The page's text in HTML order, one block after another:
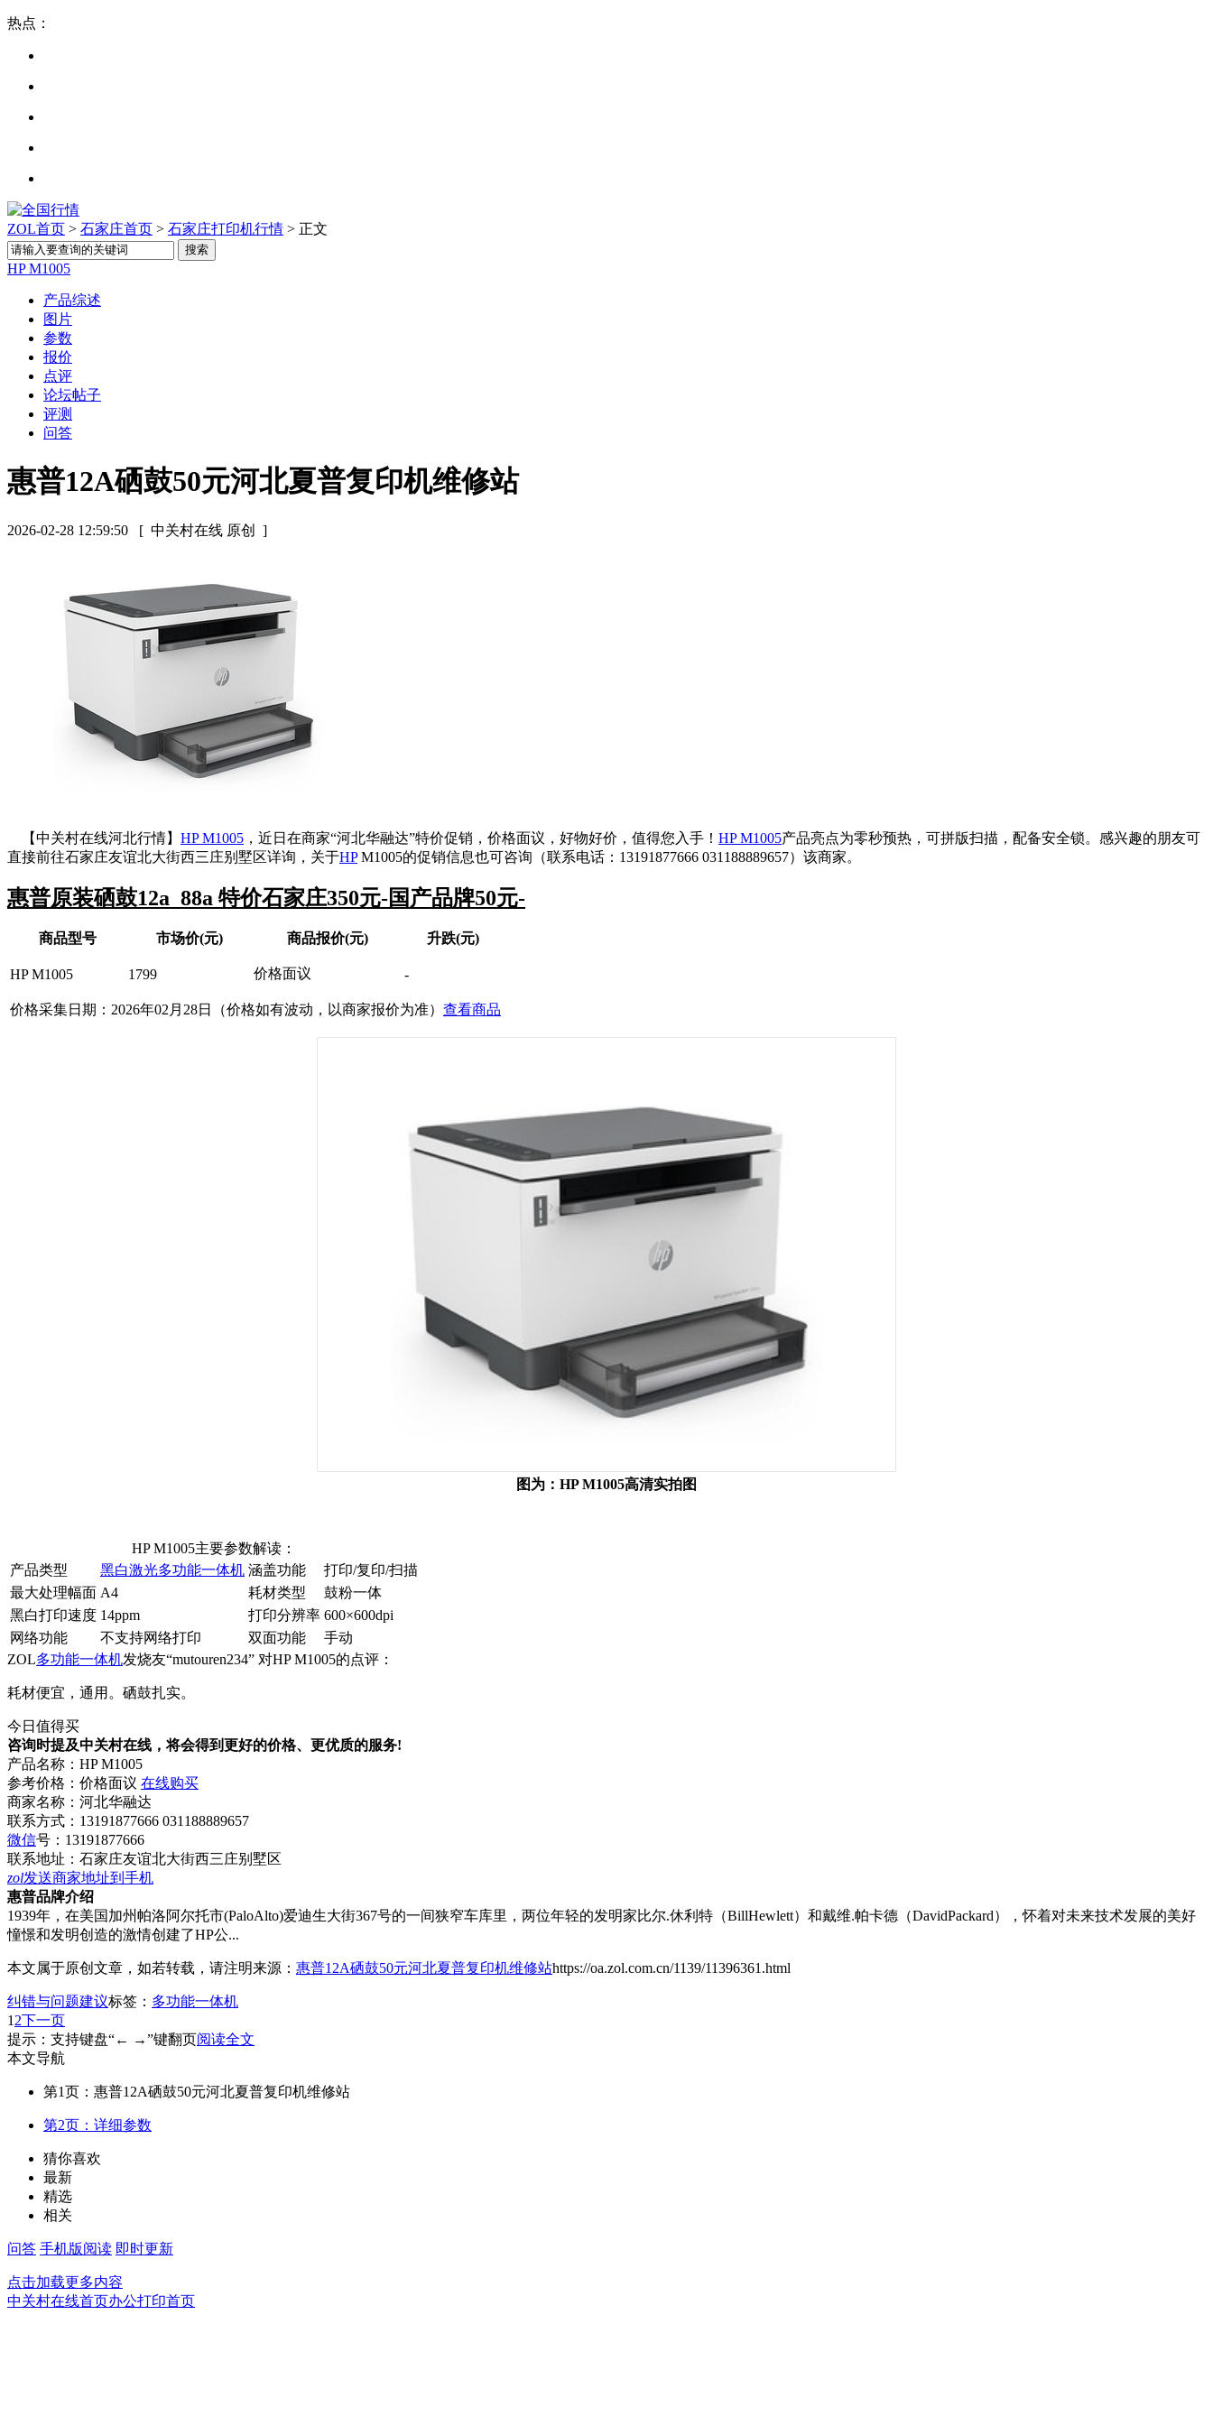
热点：
ZOL首页 > 石家庄首页 > 石家庄打印机行情 > 正文
HP M1005
产品综述
图片
参数
报价
点评
论坛帖子
评测
问答
惠普12A硒鼓50元河北夏普复印机维修站
2026-02-28 12:59:50 [ 中关村在线 原创 ]
【中关村在线河北行情】 HP M1005 ，近日在商家“河北华融达”特价促销，价格面议，好物好价，值得您入手！ HP M1005产品亮点为零秒预热，可拼版扫描，配备安全锁。感兴趣的朋友可
直接前往石家庄友谊北大街西三庄别墅区详询，关于HPM1005的促销信息也可咨询（联系电话：13191877666 031188889657）该商家。
惠普原装硒鼓12a 88a 特价石家庄350元-国产品牌50元-
商品型号 市场价(元) 商品报价(元) 升跌(元)
HP M1005 1799 价格面议 -
价格采集日期：2026年02月28日（价格如有波动，以商家报价为准） 查看商品
图为：HP M1005高清实拍图
HP M1005主要参数解读：
产品类型
黑白激光多功能一体机 涵盖功能
打印/复印/扫描
最大处理幅面 A4 耗材类型
鼓粉一体
黑白打印速度 14ppm 打印分辨率 600×600dpi
网络功能
不支持网络打印 双面功能
手动
ZOL多功能一体机发烧友“mutouren234” 对HP M1005的点评：
耗材便宜，通用。硒鼓扎实。
今日值得买
咨询时提及中关村在线，将会得到更好的价格、更优质的服务!
产品名称： HP M1005
参考价格： 价格面议 在线购买
商家名称： 河北华融达
联系方式： 13191877666 031188889657
微信号： 13191877666
联系地址： 石家庄友谊北大街西三庄别墅区
zol发送商家地址到手机
惠普品牌介绍
1939年，在美国加州帕洛阿尔托市(PaloAlto)爱迪生大街367号的一间狭窄车库里，两位年轻的发明家比尔.休利特（BillHewlett）和戴维.帕卡德（DavidPackard），怀着对未来技术发展的美好
憧憬和发明创造的激情创建了HP公...
本文属于原创文章，如若转载，请注明来源： 惠普12A硒鼓50元河北夏普复印机维修站https://oa.zol.com.cn/1139/11396361.html
纠错与问题建议标签： 多功能一体机
1 2下一页
提示：支持键盘“← →”键翻页阅读全文
本文导航
第1页：惠普12A硒鼓50元河北夏普复印机维修站
第2页：详细参数
猜你喜欢
最新
精选
相关
问答 手机版阅读 即时更新
点击加载更多内容
中关村在线首页办公打印首页